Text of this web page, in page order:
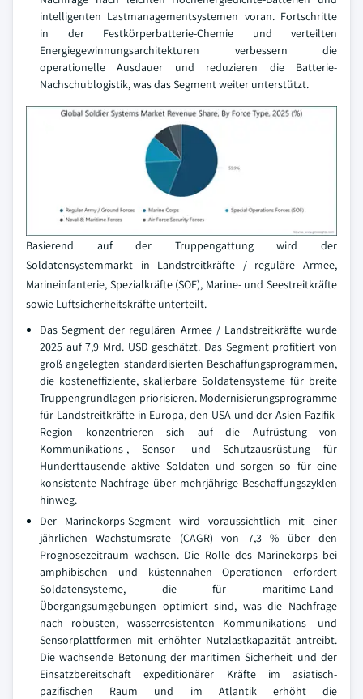
intelligenten Lastmanagementsystemen voran. Fortschritte
in der Festkörperbatterie-Chemie und verteilten
Energiegewinnungsarchitekturen verbessern die
operationelle Ausdauer und reduzieren die Batterie-
Nachschublogistik, was das Segment weiter unterstützt.
Basierend auf der Truppengattung wird der
Soldatensystemmarkt in Landstreitkräfte / reguläre Armee,
Marineinfanterie, Spezialkräfte (SOF), Marine- und Seestreitkräfte
sowie Luftsicherheitskräfte unterteilt.
Das Segment der regulären Armee / Landstreitkräfte wurde
2025 auf 7,9 Mrd. USD geschätzt. Das Segment profitiert von
groß angelegten standardisierten Beschaffungsprogrammen,
die kosteneffiziente, skalierbare Soldatensysteme für breite
Truppengrundlagen priorisieren. Modernisierungsprogramme
für Landstreitkräfte in Europa, den USA und der Asien-Pazifik-
Region konzentrieren sich auf die Aufrüstung von
Kommunikations-, Sensor- und Schutzausrüstung für
Hunderttausende aktive Soldaten und sorgen so für eine
konsistente Nachfrage über mehrjährige Beschaffungszyklen
hinweg.
Der Marinekorps-Segment wird voraussichtlich mit einer
jährlichen Wachstumsrate (CAGR) von 7,3 % über den
Prognosezeitraum wachsen. Die Rolle des Marinekorps bei
amphibischen und küstennahen Operationen erfordert
Soldatensysteme, die für maritime-Land-
Übergangsumgebungen optimiert sind, was die Nachfrage
nach robusten, wasserresistenten Kommunikations- und
Sensorplattformen mit erhöhter Nutzlastkapazität antreibt.
Die wachsende Betonung der maritimen Sicherheit und der
Einsatzbereitschaft expeditionärer Kräfte im asiatisch-
pazifischen Raum und im Atlantik erhöht die